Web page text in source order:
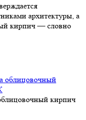
архитектуры, а
кирпич — словно
кирпич